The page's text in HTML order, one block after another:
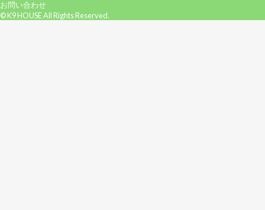
お問い合わせ
© K9 HOUSE All Rights Reserved.